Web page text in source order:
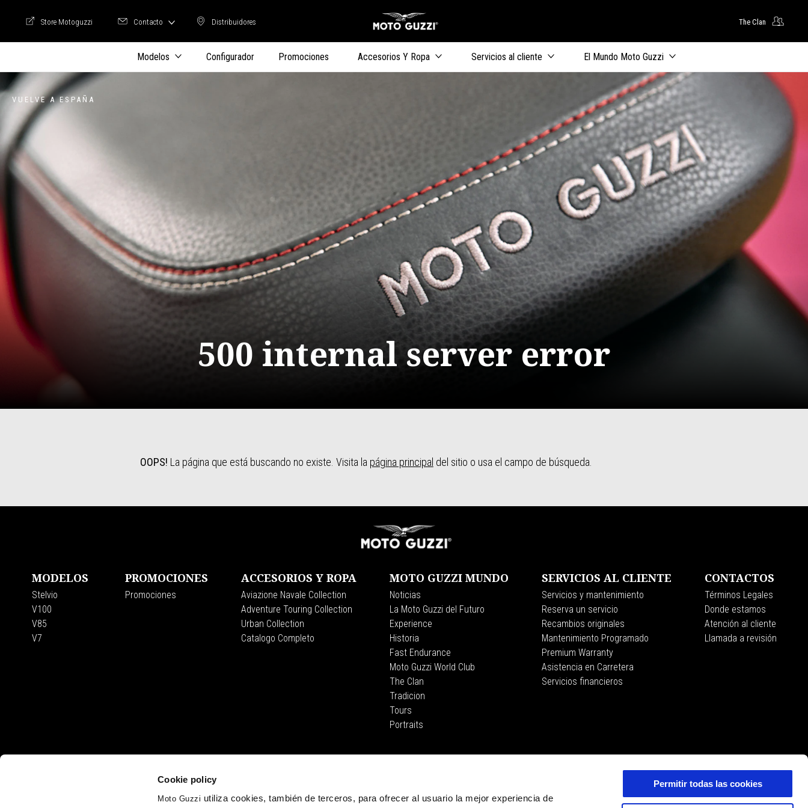
Cookie policy
Moto Guzzi utiliza cookies, también de terceros, para ofrecer al usuario la mejor experiencia de
Permitir todas las cookies
Distribuidores
Distribuidores
Store Motoguzzi
Store Motoguzzi Contacto The Clan
Modelos Configurador Promociones Accesorios Y Ropa Servicios al cliente El Mundo Moto Guzzi
VUELVE A ESPAÑA
500 internal server error
OOPS! La página que está buscando no existe. Visita la página principal del sitio o usa el campo de búsqueda.
MODELOS
Stelvio
V100
V85
V7
PROMOCIONES
Promociones
ACCESORIOS Y ROPA
Aviazione Navale Collection
Adventure Touring Collection
Urban Collection
Catalogo Completo
MOTO GUZZI MUNDO
Noticias
La Moto Guzzi del Futuro
Experience
Historia
Fast Endurance
Moto Guzzi World Club
The Clan
Tradicion
Tours
Portraits
SERVICIOS AL CLIENTE
Servicios y mantenimiento
Reserva un servicio
Recambios originales
Mantenimiento Programado
Premium Warranty
Asistencia en Carretera
Servicios financieros
CONTACTOS
Términos Legales
Donde estamos
Atención al cliente
Llamada a revisión
Piaggio Group